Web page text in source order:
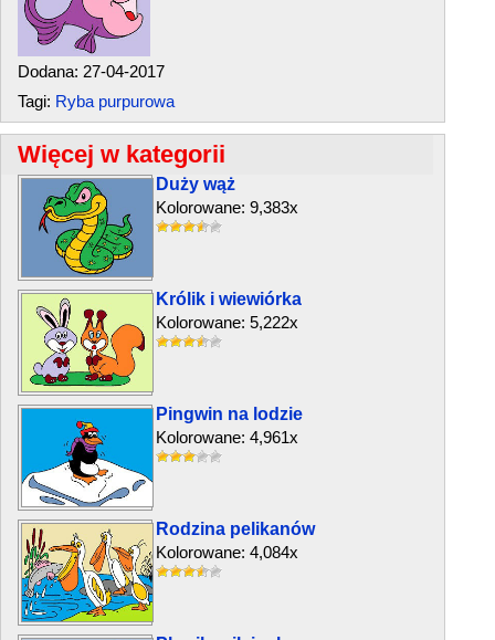
Dodana: 27-04-2017
Tagi: Ryba purpurowa
Więcej w kategorii
Duży wąż
Kolorowane: 9,383x
Królik i wiewiórka
Kolorowane: 5,222x
Pingwin na lodzie
Kolorowane: 4,961x
Rodzina pelikanów
Kolorowane: 4,084x